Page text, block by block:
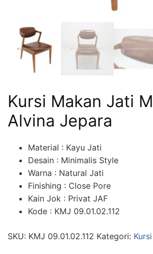
Kursi Makan Jati
Alvina Jepara
Material : Kayu Jati
Desain : Minimalis Style
Warna : Natural Jati
Finishing : Close Pore
Kain Jok : Privat JAF
Kode : KMJ 09.01.02.112
SKU: KMJ 09.01.02.112 Kategori: